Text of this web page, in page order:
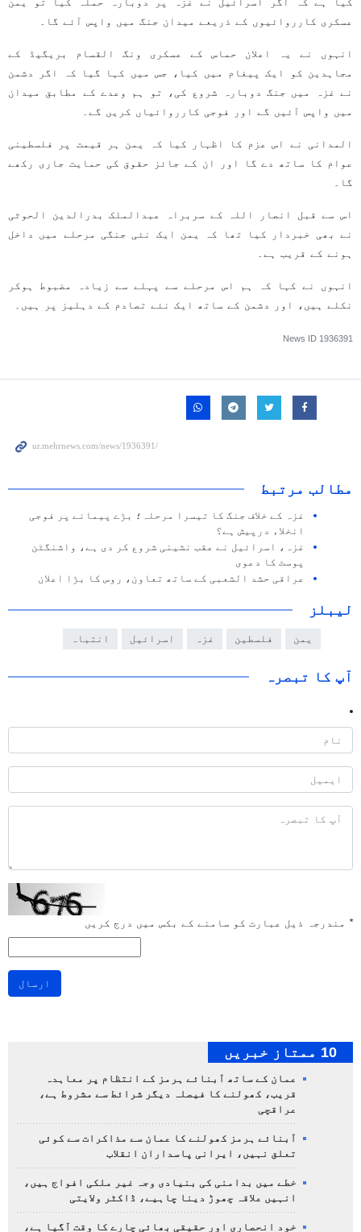
عسکری کارروائیوں کے ذریعے میدان جنگ میں واپس آئے گا۔
انہوں نے یہ اعلان حماس کے عسکری ونگ القسام بریگیڈ کے
مجاہدین کو ایک پیغام میں کیا، جس میں کہا گیا کہ اگر دشمن
نے غزہ میں جنگ دوبارہ شروع کی، تو ہم وعدے کے مطابق میدان
میں واپس آئیں گے اور فوجی کارروائیاں کریں گے۔
المدانی نے اس عزم کا اظہار کیا کہ یمن ہر قیمت پر فلسطینی
عوام کا ساتھ دے گا اور ان کے جائز حقوق کی حمایت جاری رکھے
گا۔
اس سے قبل انصار اللہ کے سربراہ عبدالملک بدرالدین الحوثی
نے بھی خبردار کیا تھا کہ یمن ایک نئی جنگی مرحلے میں داخل
ہونے کے قریب ہے۔
انہوں نے کہا کہ ہم اس مرحلے سے پہلے سے زیادہ مضبوط ہوکر
نکلے ہیں، اور دشمن کے ساتھ ایک نئے تصادم کے دہلیز پر ہیں۔
News ID 1936391
مطالب مرتبط
غزہ کے خلاف جنگ کا تیسرا مرحلہ؛ بڑے پیمانے پر فوجی
انخلاء درپیش ہے؟
غزہ، اسرائیل نے عقب نشینی شروع کر دی ہے، واشنگٹن
پوسٹ کا دعوی
عراقی حشد الشعبی کے ساتھ تعاون، روس کا بڑا اعلان
لیبلز
یمن فلسطین غزہ اسرائیل انتباہ
آپ کا تبصرہ
* مندرجہ ذیل عبارت کو سامنے کے بکس میں درج کریں
ارسال
10 ممتاز خبریں
عمان کے ساتھ آبنائے ہرمز کے انتظام پر معاہدہ
قریب، کھولنے کا فیصلہ دیگر شرائط سے مشروط ہے،
عراقچی
آبنائے ہرمز کھولنے کا عمان سے مذاکرات سے کوئی
تعلق نہیں، ایرانی پاسداران انقلاب
خطے میں بدامنی کی بنیادی وجہ غیر ملکی افواج ہیں،
انہیں علاقہ چھوڑ دینا چاہیے، ڈاکٹر ولایتی
خود انحصاری اور حقیقی بھائی چارے کا وقت آگیا ہے،